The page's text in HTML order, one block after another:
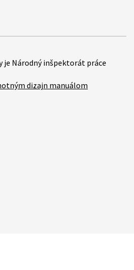
je Národný inšpektorát práce
dizajn manuálom